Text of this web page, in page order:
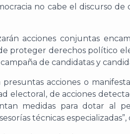
no cabe el discurso de
acciones conjuntas
proteger derechos político
de candidatas y
acciones o
electoral, de acciones
medidas para dotar al
técnicas especializadas”,